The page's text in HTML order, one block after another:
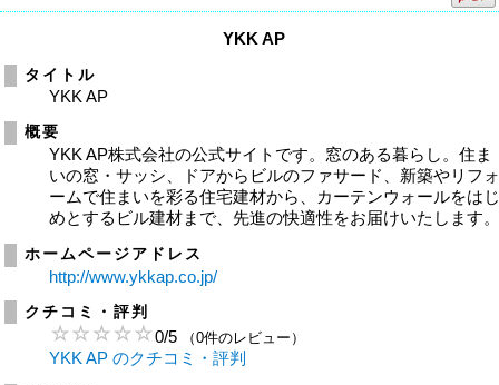
YKK AP
タイトル
YKK AP
概要
YKK AP株式会社の公式サイトです。窓のある暮らし。住ま
いの窓・サッシ、ドアからビルのファサード、新築やリフ
ームで住まいを彩る住宅建材から、カーテンウォールをは
めとするビル建材まで、先進の快適性をお届けいたします
ホームページアドレス
http://www.ykkap.co.jp/
クチコミ・評判
0/5 （0件のレビュー）
YKK AP のクチコミ・評判